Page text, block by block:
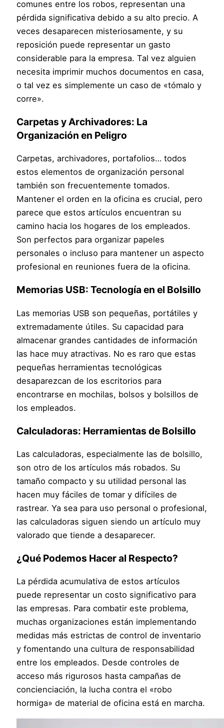
comunes entre los robos, representan una
pérdida significativa debido a su alto precio. A
veces desaparecen misteriosamente, y su
reposición puede representar un gasto
considerable para la empresa. Tal vez alguien
necesita imprimir muchos documentos en casa,
o tal vez es simplemente un caso de «tómalo y
corre».
Carpetas y Archivadores: La
Organización en Peligro
Carpetas, archivadores, portafolios… todos
estos elementos de organización personal
también son frecuentemente tomados.
Mantener el orden en la oficina es crucial, pero
parece que estos artículos encuentran su
camino hacia los hogares de los empleados.
Son perfectos para organizar papeles
personales o incluso para mantener un aspecto
profesional en reuniones fuera de la oficina.
Memorias USB: Tecnología en el Bolsillo
Las memorias USB son pequeñas, portátiles y
extremadamente útiles. Su capacidad para
almacenar grandes cantidades de información
las hace muy atractivas. No es raro que estas
pequeñas herramientas tecnológicas
desaparezcan de los escritorios para
encontrarse en mochilas, bolsos y bolsillos de
los empleados.
Calculadoras: Herramientas de Bolsillo
Las calculadoras, especialmente las de bolsillo,
son otro de los artículos más robados. Su
tamaño compacto y su utilidad personal las
hacen muy fáciles de tomar y difíciles de
rastrear. Ya sea para uso personal o profesional,
las calculadoras siguen siendo un artículo muy
valorado que tiende a desaparecer.
¿Qué Podemos Hacer al Respecto?
La pérdida acumulativa de estos artículos
puede representar un costo significativo para
las empresas. Para combatir este problema,
muchas organizaciones están implementando
medidas más estrictas de control de inventario
y fomentando una cultura de responsabilidad
entre los empleados. Desde controles de
acceso más rigurosos hasta campañas de
concienciación, la lucha contra el «robo
hormiga» de material de oficina está en marcha.